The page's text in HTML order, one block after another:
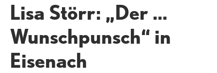
Lisa Störr: „Der …
Wunschpunsch“ in
Eisenach